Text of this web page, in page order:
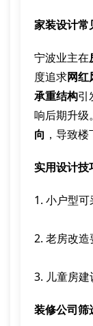
家装设计常
宁波业主在
度追求网红
承重结构引
响后期升级
向 ，导致
实用设计技
1. 小户型可
2. 老房改
3. 儿童房建
装修公司筛